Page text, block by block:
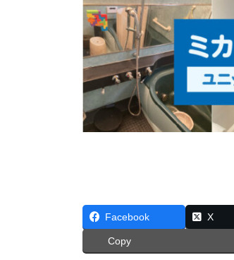
Facebook X
Copy